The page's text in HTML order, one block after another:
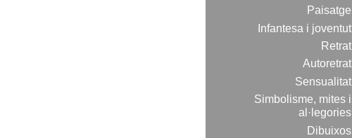
Paisatge
Infantesa i joventut
Retrat
Autoretrat
Sensualitat
Simbolisme, mites i
al·legories
Dibuixos